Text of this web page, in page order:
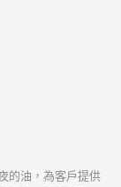
的油，為客戶提供